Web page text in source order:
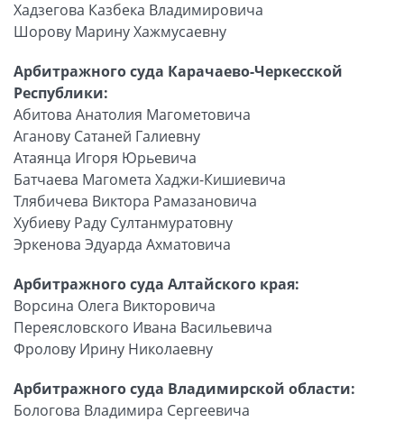
Хадзегова Казбека Владимировича
Шорову Марину Хажмусаевну
Арбитражного суда Карачаево-Черкесской
Республики:
Абитова Анатолия Магометовича
Аганову Сатаней Галиевну
Атаянца Игоря Юрьевича
Батчаева Магомета Хаджи-Кишиевича
Тлябичева Виктора Рамазановича
Хубиеву Раду Султанмуратовну
Эркенова Эдуарда Ахматовича
Арбитражного суда Алтайского края:
Ворсина Олега Викторовича
Переясловского Ивана Васильевича
Фролову Ирину Николаевну
Арбитражного суда Владимирской области:
Бологова Владимира Сергеевича